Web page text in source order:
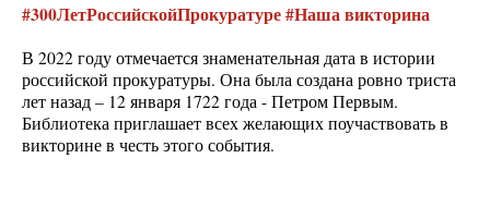
#300ЛетРоссийскойПрокуратуре #Наша викторина
В 2022 году отмечается знаменательная дата в истории
российской прокуратуры. Она была создана ровно триста
лет назад – 12 января 1722 года - Петром Первым.
Библиотека приглашает всех желающих поучаствовать в
викторине в честь этого события.